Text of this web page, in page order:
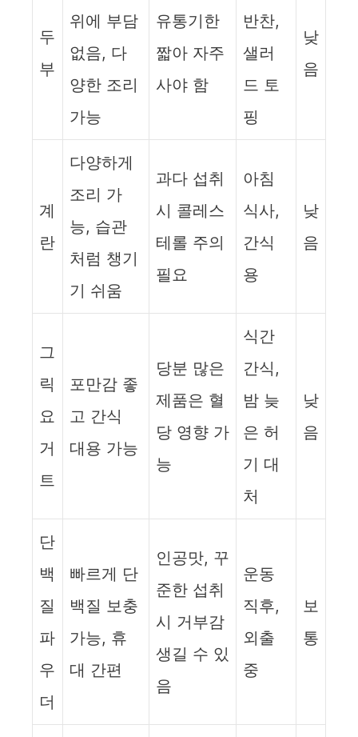
두
부
위에 부담
없음, 다
양한 조리
가능
유통기한
짧아 자주
사야 함
반찬,
샐러
드 토
핑
낮
음
계
란
다양하게
조리 가
능, 습관
처럼 챙기
기 쉬움
과다 섭취
시 콜레스
테롤 주의
필요
아침
식사,
간식
용
낮
음
그
릭
요
거
트
포만감 좋
고 간식
대용 가능
당분 많은
제품은 혈
당 영향 가
능
식간
간식,
밤 늦
은 허
기 대
처
낮
음
단
백
질
파
우
더
빠르게 단
백질 보충
가능, 휴
대 간편
인공맛, 꾸
준한 섭취
시 거부감
생길 수 있
음
운동
직후,
외출
중
보
통